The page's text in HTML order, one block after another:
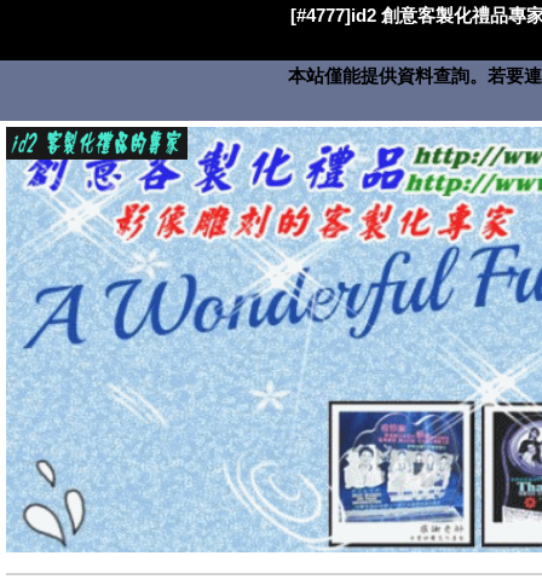
[#4777]id2 創意客製化禮品專
本站僅能提供資料查詢。若要